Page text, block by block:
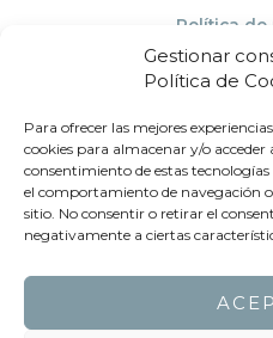
Gestionar
Política de
Para ofrecer las mejores
cookies para almacenar y/o
consentimiento de estas
el comportamiento de navegación
sitio. No consentir o retirar el
negativamente a ciertas
Política de
Política
Términos y